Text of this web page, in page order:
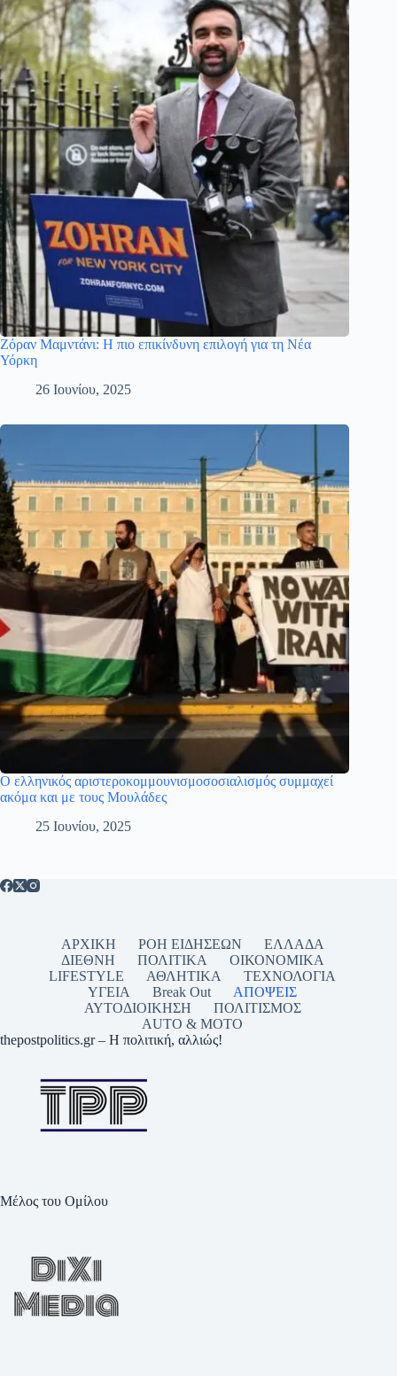
Ζόραν Μαμντάνι: Η πιο επικίνδυνη επιλογή για τη Νέα
Υόρκη
26 Ιουνίου, 2025
Ο ελληνικός αριστεροκομμουνισμοσοσιαλισμός συμμαχεί
ακόμα και με τους Μουλάδες
25 Ιουνίου, 2025
ΑΡΧΙΚΗ ΡΟΗ ΕΙΔΗΣΕΩΝ
ΕΛΛΑΔΑ
ΔΙΕΘΝΗ
ΠΟΛΙΤΙΚΑ
ΟΙΚΟΝΟΜΙΚΑ
LIFESTYLE
ΑΘΛΗΤΙΚΑ
ΤΕΧΝΟΛΟΓΙΑ
ΥΓΕΙΑ
Break Out
ΑΠΟΨΕΙΣ
ΑΥΤΟΔΙΟΙΚΗΣΗ
ΠΟΛΙΤΙΣΜΟΣ
AUTO & MOTO
thepostpolitics.gr – Η πολιτική, αλλιώς!
Μέλος του Ομίλου